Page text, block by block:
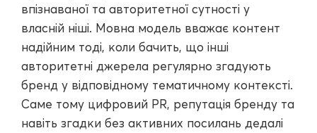
впізнаваної та авторитетної сутності у
власній ніші. Мовна модель вважає контент
надійним тоді, коли бачить, що інші
авторитетні джерела регулярно згадують
бренд у відповідному тематичному контексті.
Саме тому цифровий PR, репутація бренду та
навіть згадки без активних посилань дедалі